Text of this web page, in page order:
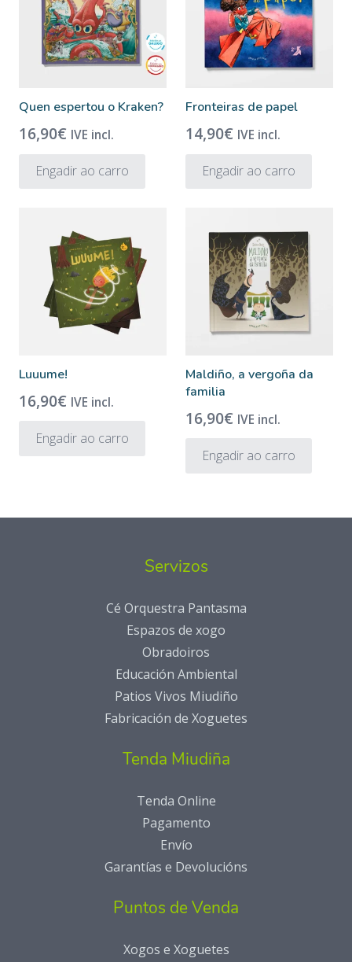
Quen espertou o Kraken?
16,90€ IVE incl.
Engadir ao carro
Fronteiras de papel
14,90€ IVE incl.
Engadir ao carro
Luuume!
16,90€ IVE incl.
Engadir ao carro
Maldiño, a vergoña da
familia
16,90€ IVE incl.
Engadir ao carro
Servizos
Cé Orquestra Pantasma
Espazos de xogo
Obradoiros
Educación Ambiental
Patios Vivos Miudiño
Fabricación de Xoguetes
Tenda Miudiña
Tenda Online
Pagamento
Envío
Garantías e Devolucións
Puntos de Venda
Xogos e Xoguetes